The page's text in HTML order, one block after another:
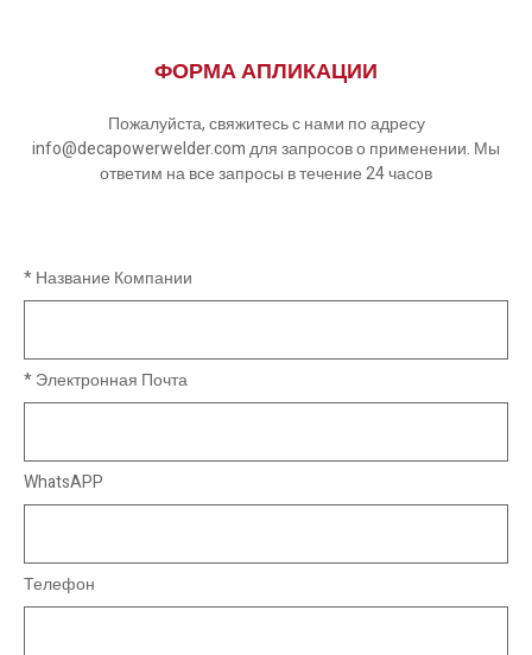
ФОРМА АПЛИКАЦИИ
Пожалуйста, свяжитесь с нами по адресу
info@decapowerwelder.com для запросов о применении. Мы
ответим на все запросы в течение 24 часов
* Название Компании
* Электронная Почта
WhatsAPP
Телефон